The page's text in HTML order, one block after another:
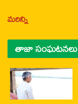
మరిన్ని
తాజా సంఘటనలు